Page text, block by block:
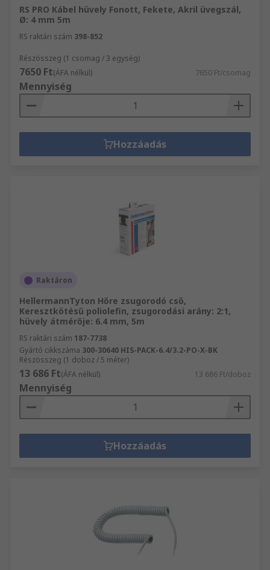
RS PRO Kábel hüvely Fonott, Fekete, Akril üvegszál,
Ø: 4 mm 5m
RS raktári szám 398-852
Részösszeg (1 csomag / 3 egység)
7650 Ft(ÁFA nélkül) 7650 Ft/csomag
Mennyiség
Hozzáadás
Raktáron
HellermannTyton Hőre zsugorodó cső,
Keresztkötésű poliolefin, zsugorodási arány: 2:1,
hüvely átmérője: 6.4 mm, 5m
RS raktári szám 187-7738
Gyártó cikkszáma 300-30640 HIS-PACK-6.4/3.2-PO-X-BK
Részösszeg (1 doboz / 5 méter)
13 686 Ft(ÁFA nélkül) 13 686 Ft/doboz
Mennyiség
Hozzáadás